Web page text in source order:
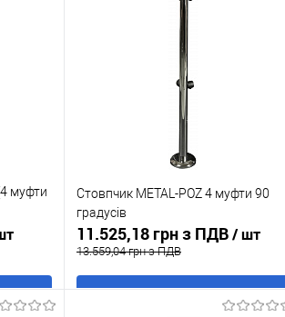
муфти
Стовпчик METAL-POZ 4 муфти 90
градусів
11.525,18 грн з ПДВ/ шт
13.559,04 грн з ПДВ